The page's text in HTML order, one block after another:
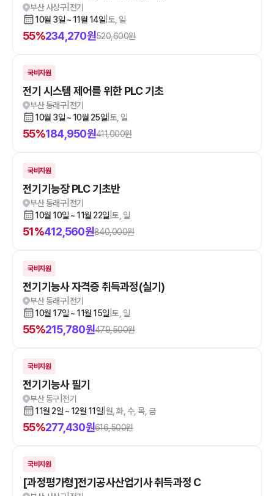
부산 사상구 전기
10월 3일 ~ 11월 14일 토, 일
55%234,270원520,600원
국비지원
전기 시스템 제어를 위한 PLC 기초
부산 동래구 전기
10월 3일 ~ 10월 25일 토, 일
55%184,950원411,000원
국비지원
전기기능장 PLC 기초반
부산 동래구 전기
10월 10일 ~ 11월 22일 토, 일
51%412,560원840,000원
국비지원
전기기능사 자격증 취득과정(실기)
부산 동래구 전기
10월 17일 ~ 11월 15일 토, 일
55%215,780원479,500원
국비지원
전기기능사 필기
부산 동구 전기
11월 2일 ~ 12월 11일 월, 화, 수, 목, 금
55%277,430원616,500원
국비지원
[과정평가형]전기공사산업기사 취득과정 C